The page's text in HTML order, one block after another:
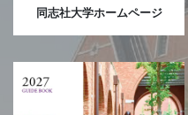
同志社大学ホームページ